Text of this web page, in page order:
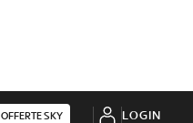
OFFERTE SKY LOGIN